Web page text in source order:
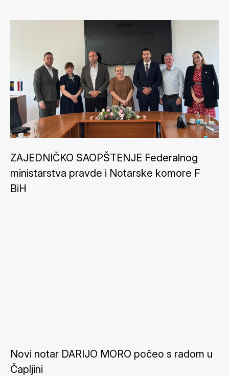
ZAJEDNIČKO SAOPŠTENJE Federalnog
ministarstva pravde i Notarske komore F
BiH
Novi notar DARIJO MORO počeo s radom u
Čapljini